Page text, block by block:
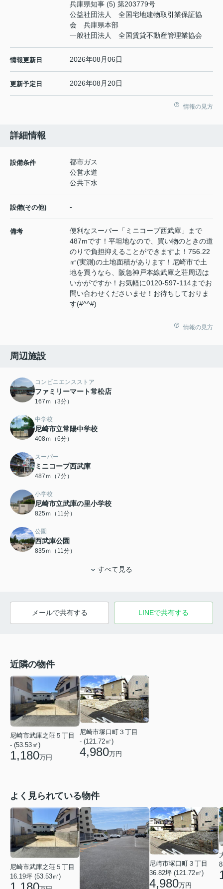
兵庫県知事 (5) 第203779号
公益社団法人 全国宅地建物取引業保証協
会 兵庫県本部
一般社団法人 全国賃貸不動産管理業協会
情報更新日 2026年08月06日
更新予定日 2026年08月20日
情報の見方
詳細情報
設備条件
都市ガス
公営水道
公共下水
設備(その他) -
備考
便利なスーパー「ミニコープ西武庫」まで
487mです！平坦地なので、買い物のときの道
のりで負担抑えることができますよ！756.22
㎡(実測)の土地面積があります！尼崎市で土
地を買うなら、阪急神戸本線武庫之荘周辺は
いかがですか！お気軽に0120-597-114までお
問い合わせくださいませ！お待ちしておりま
す(#^^#)
情報の見方
周辺施設
コンビニエンスストア
ファミリーマート常松店
167ｍ（3分）
中学校
尼崎市立常陽中学校
408ｍ（6分）
スーパー
ミニコープ西武庫
487ｍ（7分）
小学校
尼崎市立武庫の里小学校
825ｍ（11分）
公園
西武庫公園
835ｍ（11分）
すべて見る
メールで共有する LINEで共有する
近隣の物件
尼崎市武庫之荘５丁目
- (53.53㎡)
1,180万円
尼崎市塚口町３丁目
- (121.72㎡)
4,980万円
よく見られている物件
尼崎市武庫之荘５丁目
16.19坪 (53.53㎡)
尼崎市塚口町３丁目
36.82坪 (121.72㎡)
4,980万円